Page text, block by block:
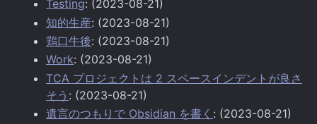
Testing: (2023-08-21)
知的生産: (2023-08-21)
鶏口牛後: (2023-08-21)
Work: (2023-08-21)
TCA プロジェクトは 2 スペースインデントが良さ
そう : (2023-08-21)
遺言のつもりで Obsidian を書く : (2023-08-21)